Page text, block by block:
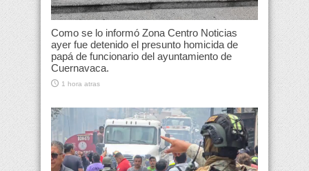
Como se lo informó Zona Centro Noticias
ayer fue detenido el presunto homicida de
papá de funcionario del ayuntamiento de
Cuernavaca.
1 hora atras